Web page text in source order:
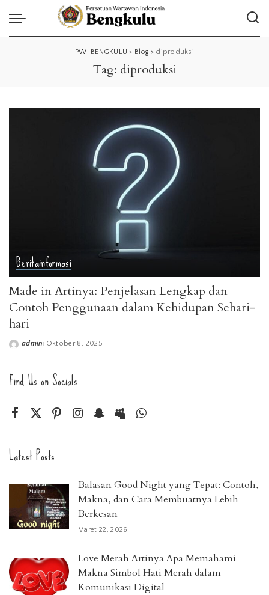
PWI BENGKULU > Blog > diproduksi
Tag: diproduksi
Beritainformasi
Made in Artinya: Penjelasan Lengkap dan
Contoh Penggunaan dalam Kehidupan Sehari-
hari
Posted
admin Oktober 8, 2025
Find Us on Socials
Latest Posts
Balasan Good Night yang Tepat: Contoh,
Makna, dan Cara Membuatnya Lebih
Berkesan
Maret 22, 2026
Love Merah Artinya Apa Memahami
Makna Simbol Hati Merah dalam
Komunikasi Digital